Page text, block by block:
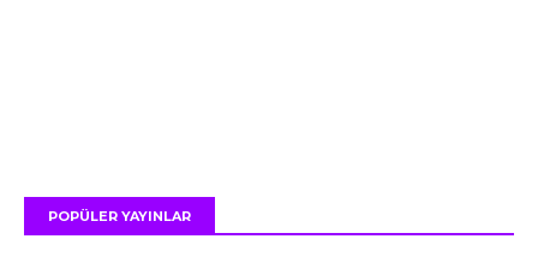
POPÜLER YAYINLAR